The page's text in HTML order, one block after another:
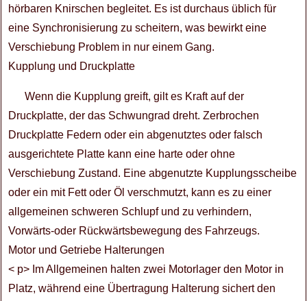
hörbaren Knirschen begleitet. Es ist durchaus üblich für
eine Synchronisierung zu scheitern, was bewirkt eine
Verschiebung Problem in nur einem Gang.
Kupplung und Druckplatte
Wenn die Kupplung greift, gilt es Kraft auf der
Druckplatte, der das Schwungrad dreht. Zerbrochen
Druckplatte Federn oder ein abgenutztes oder falsch
ausgerichtete Platte kann eine harte oder ohne
Verschiebung Zustand. Eine abgenutzte Kupplungsscheibe
oder ein mit Fett oder Öl verschmutzt, kann es zu einer
allgemeinen schweren Schlupf und zu verhindern,
Vorwärts-oder Rückwärtsbewegung des Fahrzeugs.
Motor und Getriebe Halterungen
< p> Im Allgemeinen halten zwei Motorlager den Motor in
Platz, während eine Übertragung Halterung sichert den